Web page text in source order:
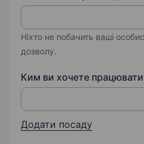
Ніхто не побачить ваші
дозволу.
Ким ви хочете
Додати посаду